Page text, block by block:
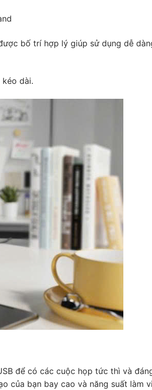
bố trí hợp lý giúp sử dụng dễ
dài.
để có các cuộc họp tức thì và
của bạn bay cao và năng suất làm